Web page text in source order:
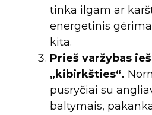
tinka ilgam ar
energetinis
kita.
Prieš varžybas
„kibirkšties“.
pusryčiai su
baltymais,